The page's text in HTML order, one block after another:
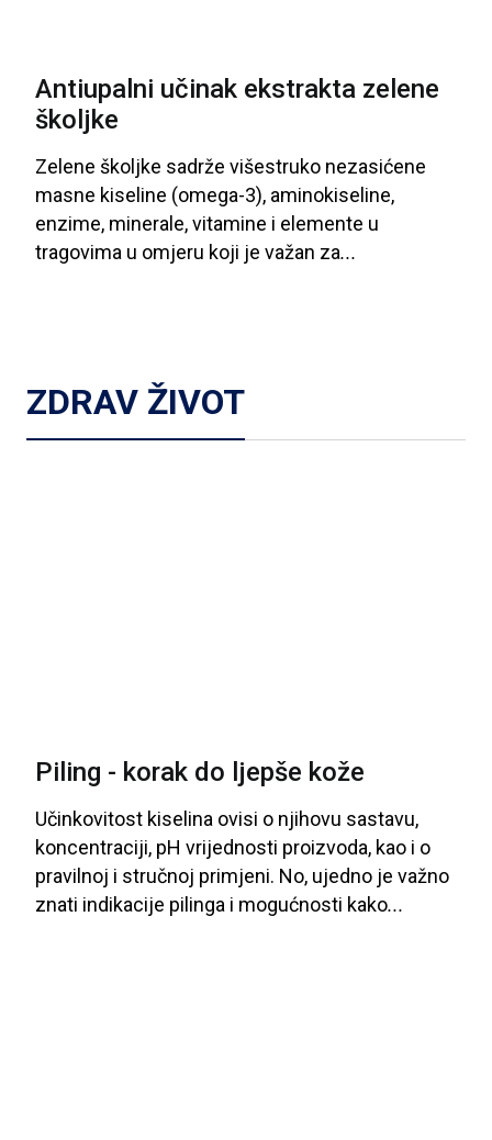
Antiupalni učinak ekstrakta zelene
školjke
Zelene školjke sadrže višestruko nezasićene
masne kiseline (omega-3), aminokiseline,
enzime, minerale, vitamine i elemente u
tragovima u omjeru koji je važan za...
ZDRAV ŽIVOT
Piling - korak do ljepše kože
Učinkovitost kiselina ovisi o njihovu sastavu,
koncentraciji, pH vrijednosti proizvoda, kao i o
pravilnoj i stručnoj primjeni. No, ujedno je važno
znati indikacije pilinga i mogućnosti kako...